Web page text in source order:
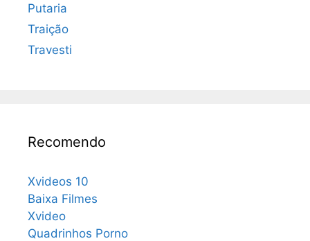
Putaria
Traição
Travesti
Recomendo
Xvideos 10
Baixa Filmes
Xvideo
Quadrinhos Porno